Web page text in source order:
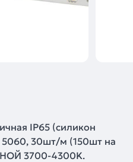
IP65 (силикон
5060, 30шт/м (150шт на
3700-4300K.